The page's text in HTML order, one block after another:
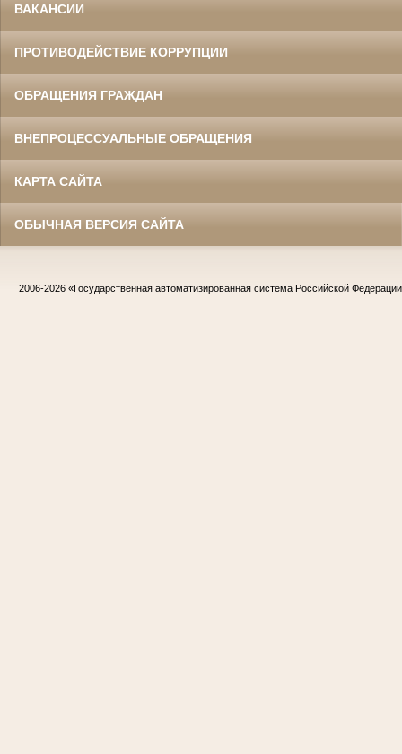
ВАКАНСИИ
ПРОТИВОДЕЙСТВИЕ КОРРУПЦИИ
ОБРАЩЕНИЯ ГРАЖДАН
ВНЕПРОЦЕССУАЛЬНЫЕ ОБРАЩЕНИЯ
КАРТА САЙТА
ОБЫЧНАЯ ВЕРСИЯ САЙТА
2006-2026 «Государственная автоматизированная система Российской